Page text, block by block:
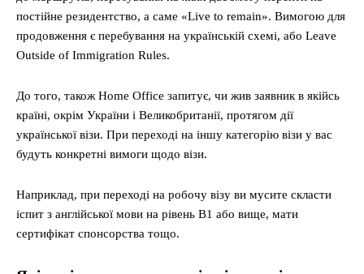
постійне резидентство, а саме «Live to remain». Вимогою для
продовження є перебування на українській схемі, або Leave
Outside of Immigration Rules.
До того, також Home Office запитує, чи жив заявник в якійсь
країні, окрім України і Великобританії, протягом дії
української візи. При переході на іншу категорію візи у вас
будуть конкретні вимоги щодо візи.
Наприклад, при переході на робочу візу ви мусите скласти
іспит з англійської мови на рівень B1 або вище, мати
сертифікат спонсорства тощо.